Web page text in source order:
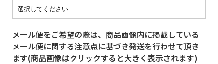
メール便をご希望の際は、商品画像内に掲載している
メール便に関する注意点に基づき発送を行わせて頂き
ます(商品画像はクリックすると大きく表示されます)